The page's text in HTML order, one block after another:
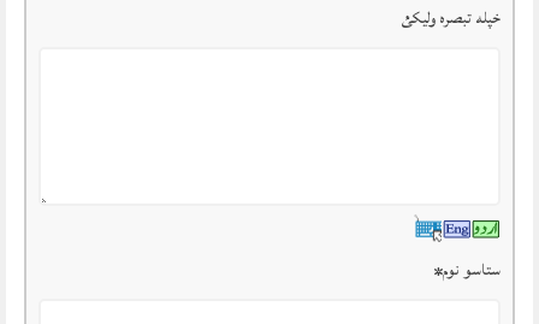
خپله تبصرہ وليکئ
ستاسو نوم*